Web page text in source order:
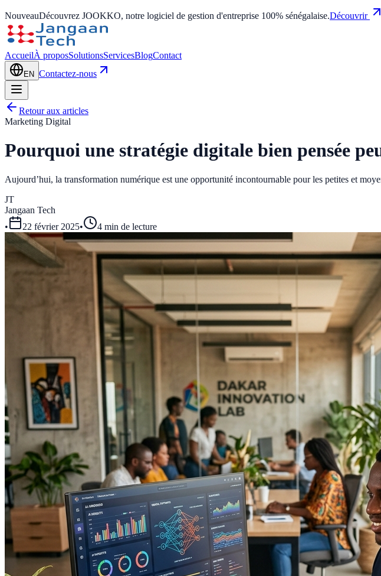
NouveauDécouvrez JOOKKO, notre logiciel de gestion d'entreprise 100% sénégalaise.Découvrir
AccueilÀ proposSolutionsServicesBlogContact
EN Contactez-nous
Retour aux articles
Marketing Digital
Pourquoi une stratégie digitale bien pensée
Aujourd’hui, la transformation numérique est une opportunité incontournable pour les petites et
JT
Jangaan Tech
•
22 février 2025• 4 min de lecture